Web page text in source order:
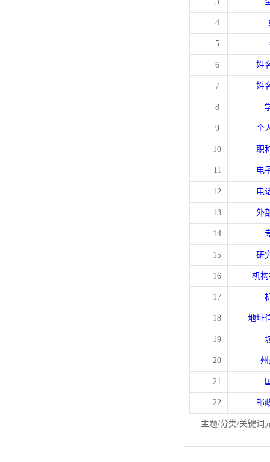
4
5
6 姓
7 姓
8
9 个
10 职
11 电
12 电
13 外
14
15 研
16 机
17
18 地址
19
20
21
22 邮
主题/分类/关键词